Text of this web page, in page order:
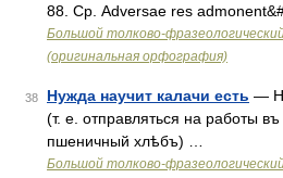
88. Ср. Adversae res
Большой толково-
(оригинальная орфография)
38 Нужда научит калачи есть —
(т. е. отправляться на работы
пшеничный хлѣбъ) …
Большой толково-